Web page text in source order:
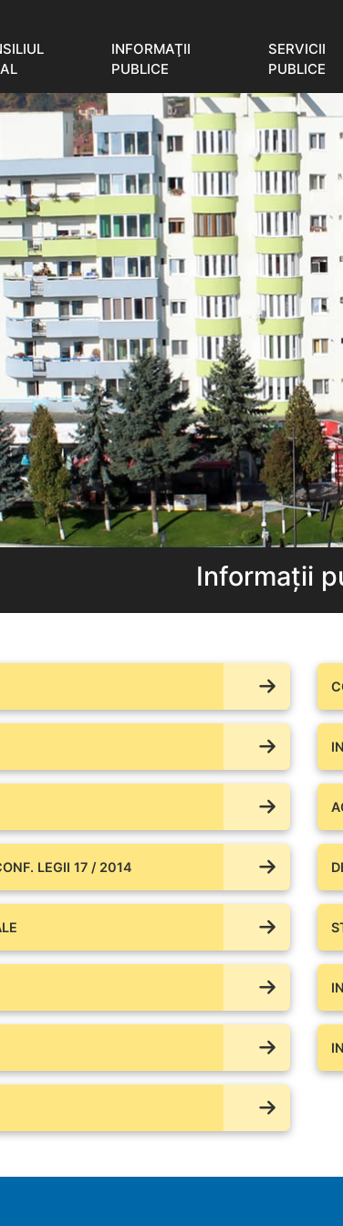
INFORMAŢII
PUBLICE
SERVICII
PUBLICE
Informații
LEGII 17 / 2014